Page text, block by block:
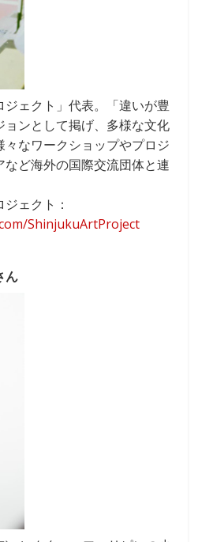
ジェクト」代表。「違いが豊
ンとして掲げ、多様な文化
なワークショップやプロジ
ど海外の国際交流団体と連
ェクト：
ShinjukuArtProject
ん